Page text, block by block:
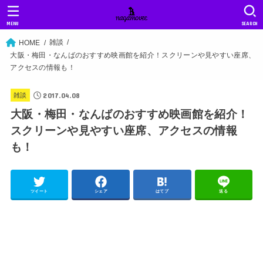
SEARCH
MENU
HOME
雑談
大阪・梅田・なんばのおすすめ映画館を紹介！スクリーンや見やすい座席、
アクセスの情報も！
雑談 2017.04.08
大阪・梅田・なんばのおすすめ映画館を紹介！
スクリーンや見やすい座席、アクセスの情報
も！
ツイート シェア はてブ 送る